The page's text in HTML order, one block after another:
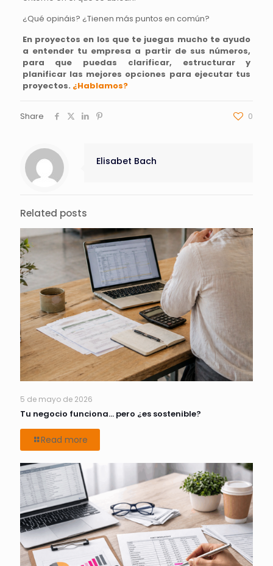
¿Qué opináis? ¿Tienen más puntos en común?
En proyectos en los que te juegas mucho te ayudo
a entender tu empresa a partir de sus números,
para que puedas clarificar, estructurar y
planificar las mejores opciones para ejecutar tus
proyectos. ¿Hablamos?
Share 0
Elisabet Bach
Related posts
5 de mayo de 2026
Tu negocio funciona… pero ¿es sostenible?
Read more